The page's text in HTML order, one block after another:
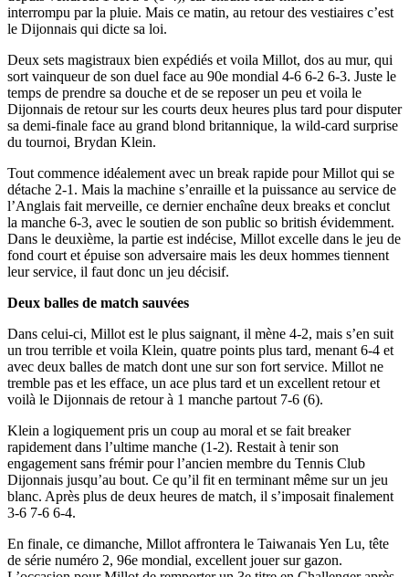
interrompu par la pluie. Mais ce matin, au retour des vestiaires c’est
le Dijonnais qui dicte sa loi.
Deux sets magistraux bien expédiés et voila Millot, dos au mur, qui
sort vainqueur de son duel face au 90e mondial 4-6 6-2 6-3. Juste le
temps de prendre sa douche et de se reposer un peu et voila le
Dijonnais de retour sur les courts deux heures plus tard pour disputer
sa demi-finale face au grand blond britannique, la wild-card surprise
du tournoi, Brydan Klein.
Tout commence idéalement avec un break rapide pour Millot qui se
détache 2-1. Mais la machine s’enraille et la puissance au service de
l’Anglais fait merveille, ce dernier enchaîne deux breaks et conclut
la manche 6-3, avec le soutien de son public so british évidemment.
Dans le deuxième, la partie est indécise, Millot excelle dans le jeu de
fond court et épuise son adversaire mais les deux hommes tiennent
leur service, il faut donc un jeu décisif.
Deux balles de match sauvées
Dans celui-ci, Millot est le plus saignant, il mène 4-2, mais s’en suit
un trou terrible et voila Klein, quatre points plus tard, menant 6-4 et
avec deux balles de match dont une sur son fort service. Millot ne
tremble pas et les efface, un ace plus tard et un excellent retour et
voilà le Dijonnais de retour à 1 manche partout 7-6 (6).
Klein a logiquement pris un coup au moral et se fait breaker
rapidement dans l’ultime manche (1-2). Restait à tenir son
engagement sans frémir pour l’ancien membre du Tennis Club
Dijonnais jusqu’au bout. Ce qu’il fit en terminant même sur un jeu
blanc. Après plus de deux heures de match, il s’imposait finalement
3-6 7-6 6-4.
En finale, ce dimanche, Millot affrontera le Taiwanais Yen Lu, tête
de série numéro 2, 96e mondial, excellent jouer sur gazon.